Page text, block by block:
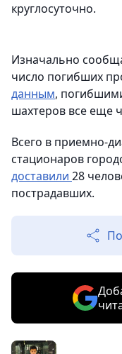
круглосуточно.
Изначально
число погибших
данным,
шахтеров все еще
Всего в приемно-
стационаров
доставили 28
пострадавших.